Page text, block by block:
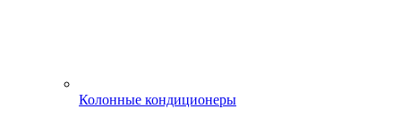
Колонные кондиционеры